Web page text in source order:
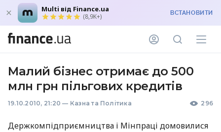
Multi від Finance.ua
(8,9K+) ВСТАНОВИТИ
Малий бізнес отримає до 500
млн грн пільгових кредитів
19.10.2010, 21:20 — Казна та Політика 296
Держкомпідприємництва і Мінпраці домовилися